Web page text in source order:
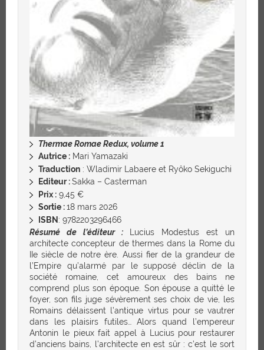
Thermae Romae Redux, volume 1
Autrice : Mari Yamazaki
Traduction : Wladimir Labaere et Ryôko Sekiguchi
Editeur :Sakka – Casterman
Prix : 9,45 €
Sortie :18 mars 2026
ISBN : 9782203296466
Résumé de l’éditeur :
Lucius Modestus est un
architecte concepteur de thermes dans la Rome du
IIe siècle de notre ère. Aussi fier de la grandeur de
l’Empire qu’alarmé par le supposé déclin de la
société romaine, cet amoureux des bains ne
comprend plus son époque. Son épouse a quitté le
foyer, son fils juge sévèrement ses choix de vie, les
Romains délaissent l’antique virtus pour se vautrer
dans les plaisirs futiles… Alors quand l’empereur
Antonin le pieux fait appel à Lucius pour restaurer
d’anciens bains, l’architecte en est sûr : c’est le sort